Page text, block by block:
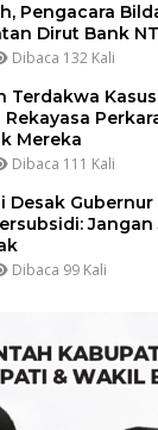
Pengacara
Dirut Bank
Dibaca 132 Kali
Terdakwa
Mereka
Dibaca 111 Kali
Desak Gubernur
Jangan
Dibaca 99 Kali